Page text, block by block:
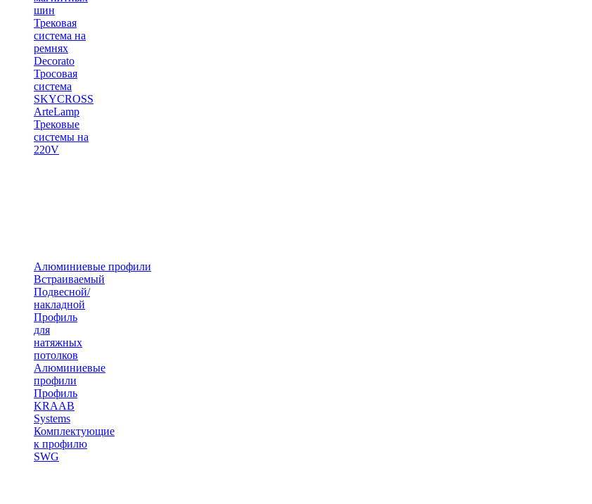
шин
Трековая
система на
ремнях
Decorato
Тросовая
система
SKYCROSS
ArteLamp
Трековые
системы на
220V
Алюминиевые профили
Встраиваемый
Подвесной/
накладной
Профиль
для
натяжных
потолков
Алюминиевые
профили
Профиль
KRAAB
Systems
Комплектующие
к профилю
SWG